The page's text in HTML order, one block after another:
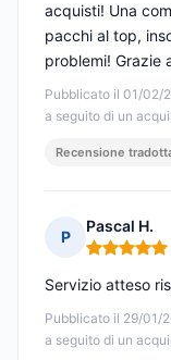
Pubblicato il 01/02/
a seguito di un
acquisti! Una
pacchi al top,
problemi! Grazie
Recensione
P
Pascal H.
Nota: 5 su 5
Pubblicato il 29/01/
a seguito di un
Servizio atteso